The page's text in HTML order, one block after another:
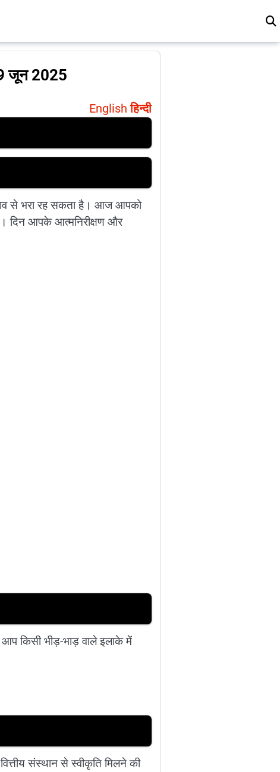
जून 2025
English हिन्दी
से भरा रह सकता है। आज आपको
दिन आपके आत्मनिरीक्षण और
किसी भीड़-भाड़ वाले इलाके में
संस्थान से स्वीकृति मिलने की